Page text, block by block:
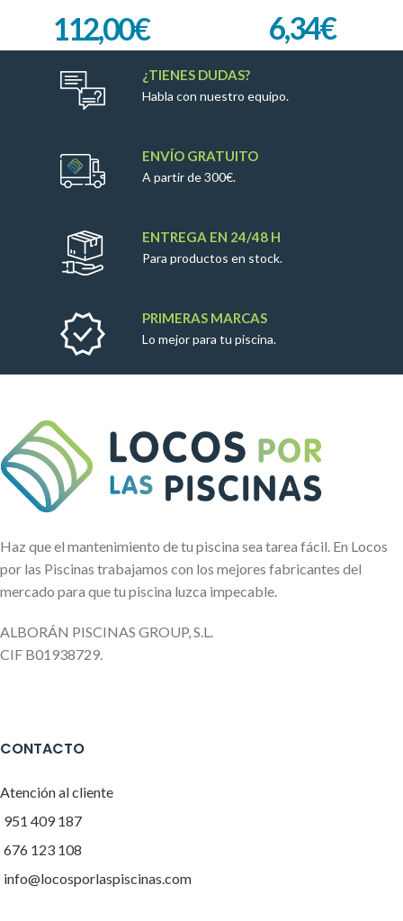
112,00€ 6,34€
¿TIENES DUDAS?
Habla con nuestro equipo.
ENVÍO GRATUITO
A partir de 300€.
ENTREGA EN 24/48 H
Para productos en stock.
PRIMERAS MARCAS
Lo mejor para tu piscina.
Haz que el mantenimiento de tu piscina sea tarea fácil. En Locos
por las Piscinas trabajamos con los mejores fabricantes del
mercado para que tu piscina luzca impecable.
ALBORÁN PISCINAS GROUP, S.L.
CIF B01938729.
CONTACTO
Atención al cliente
951 409 187
676 123 108
info@locosporlaspiscinas.com